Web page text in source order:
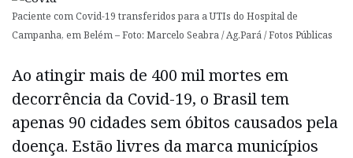
Paciente com Covid-19 transferidos para a UTIs do Hospital de
Campanha, em Belém – Foto: Marcelo Seabra / Ag.Pará / Fotos Públicas
Ao atingir mais de 400 mil mortes em
decorrência da Covid-19, o Brasil tem
apenas 90 cidades sem óbitos causados pela
doença. Estão livres da marca municípios